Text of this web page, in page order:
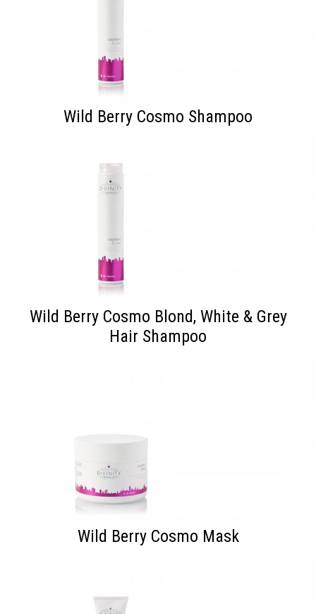
Wild Berry Cosmo Shampoo
Wild Berry Cosmo Blond, White & Grey
Hair Shampoo
Wild Berry Cosmo Mask